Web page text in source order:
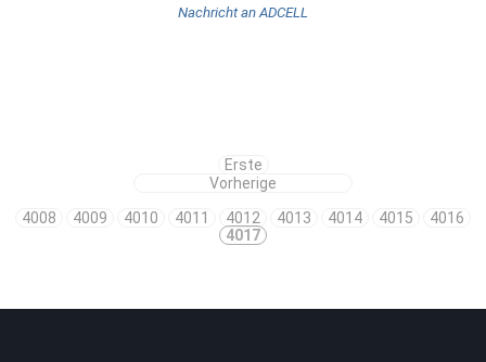
Nachricht an ADCELL
Erste
Vorherige
4008
4009 4010 4011 4012 4013 4014 4015
4016
4017